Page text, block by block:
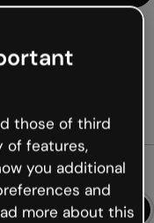
those of third
of features,
you additional
and
more about this